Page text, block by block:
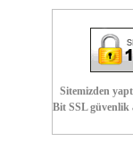
Sitemizden
Bit SSL güvenlik